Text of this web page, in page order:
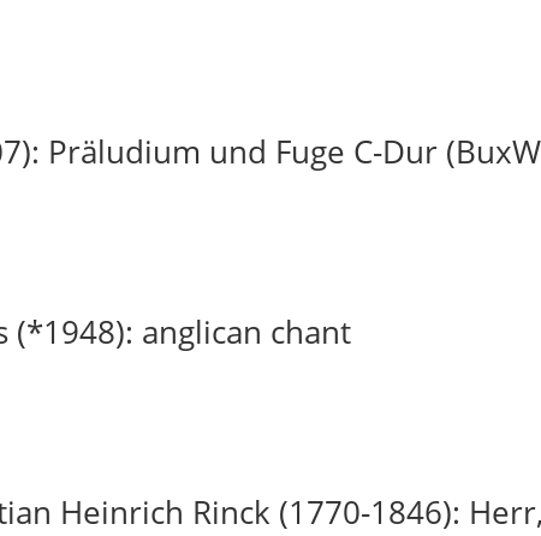
Präludium und Fuge C-Dur
(*1948): anglican chant
Heinrich Rinck (1770-1846):